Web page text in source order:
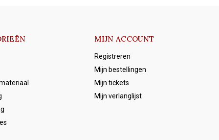
MIJN ACCOUNT
Registreren
Mijn bestellingen
Mijn tickets
Mijn verlanglijst